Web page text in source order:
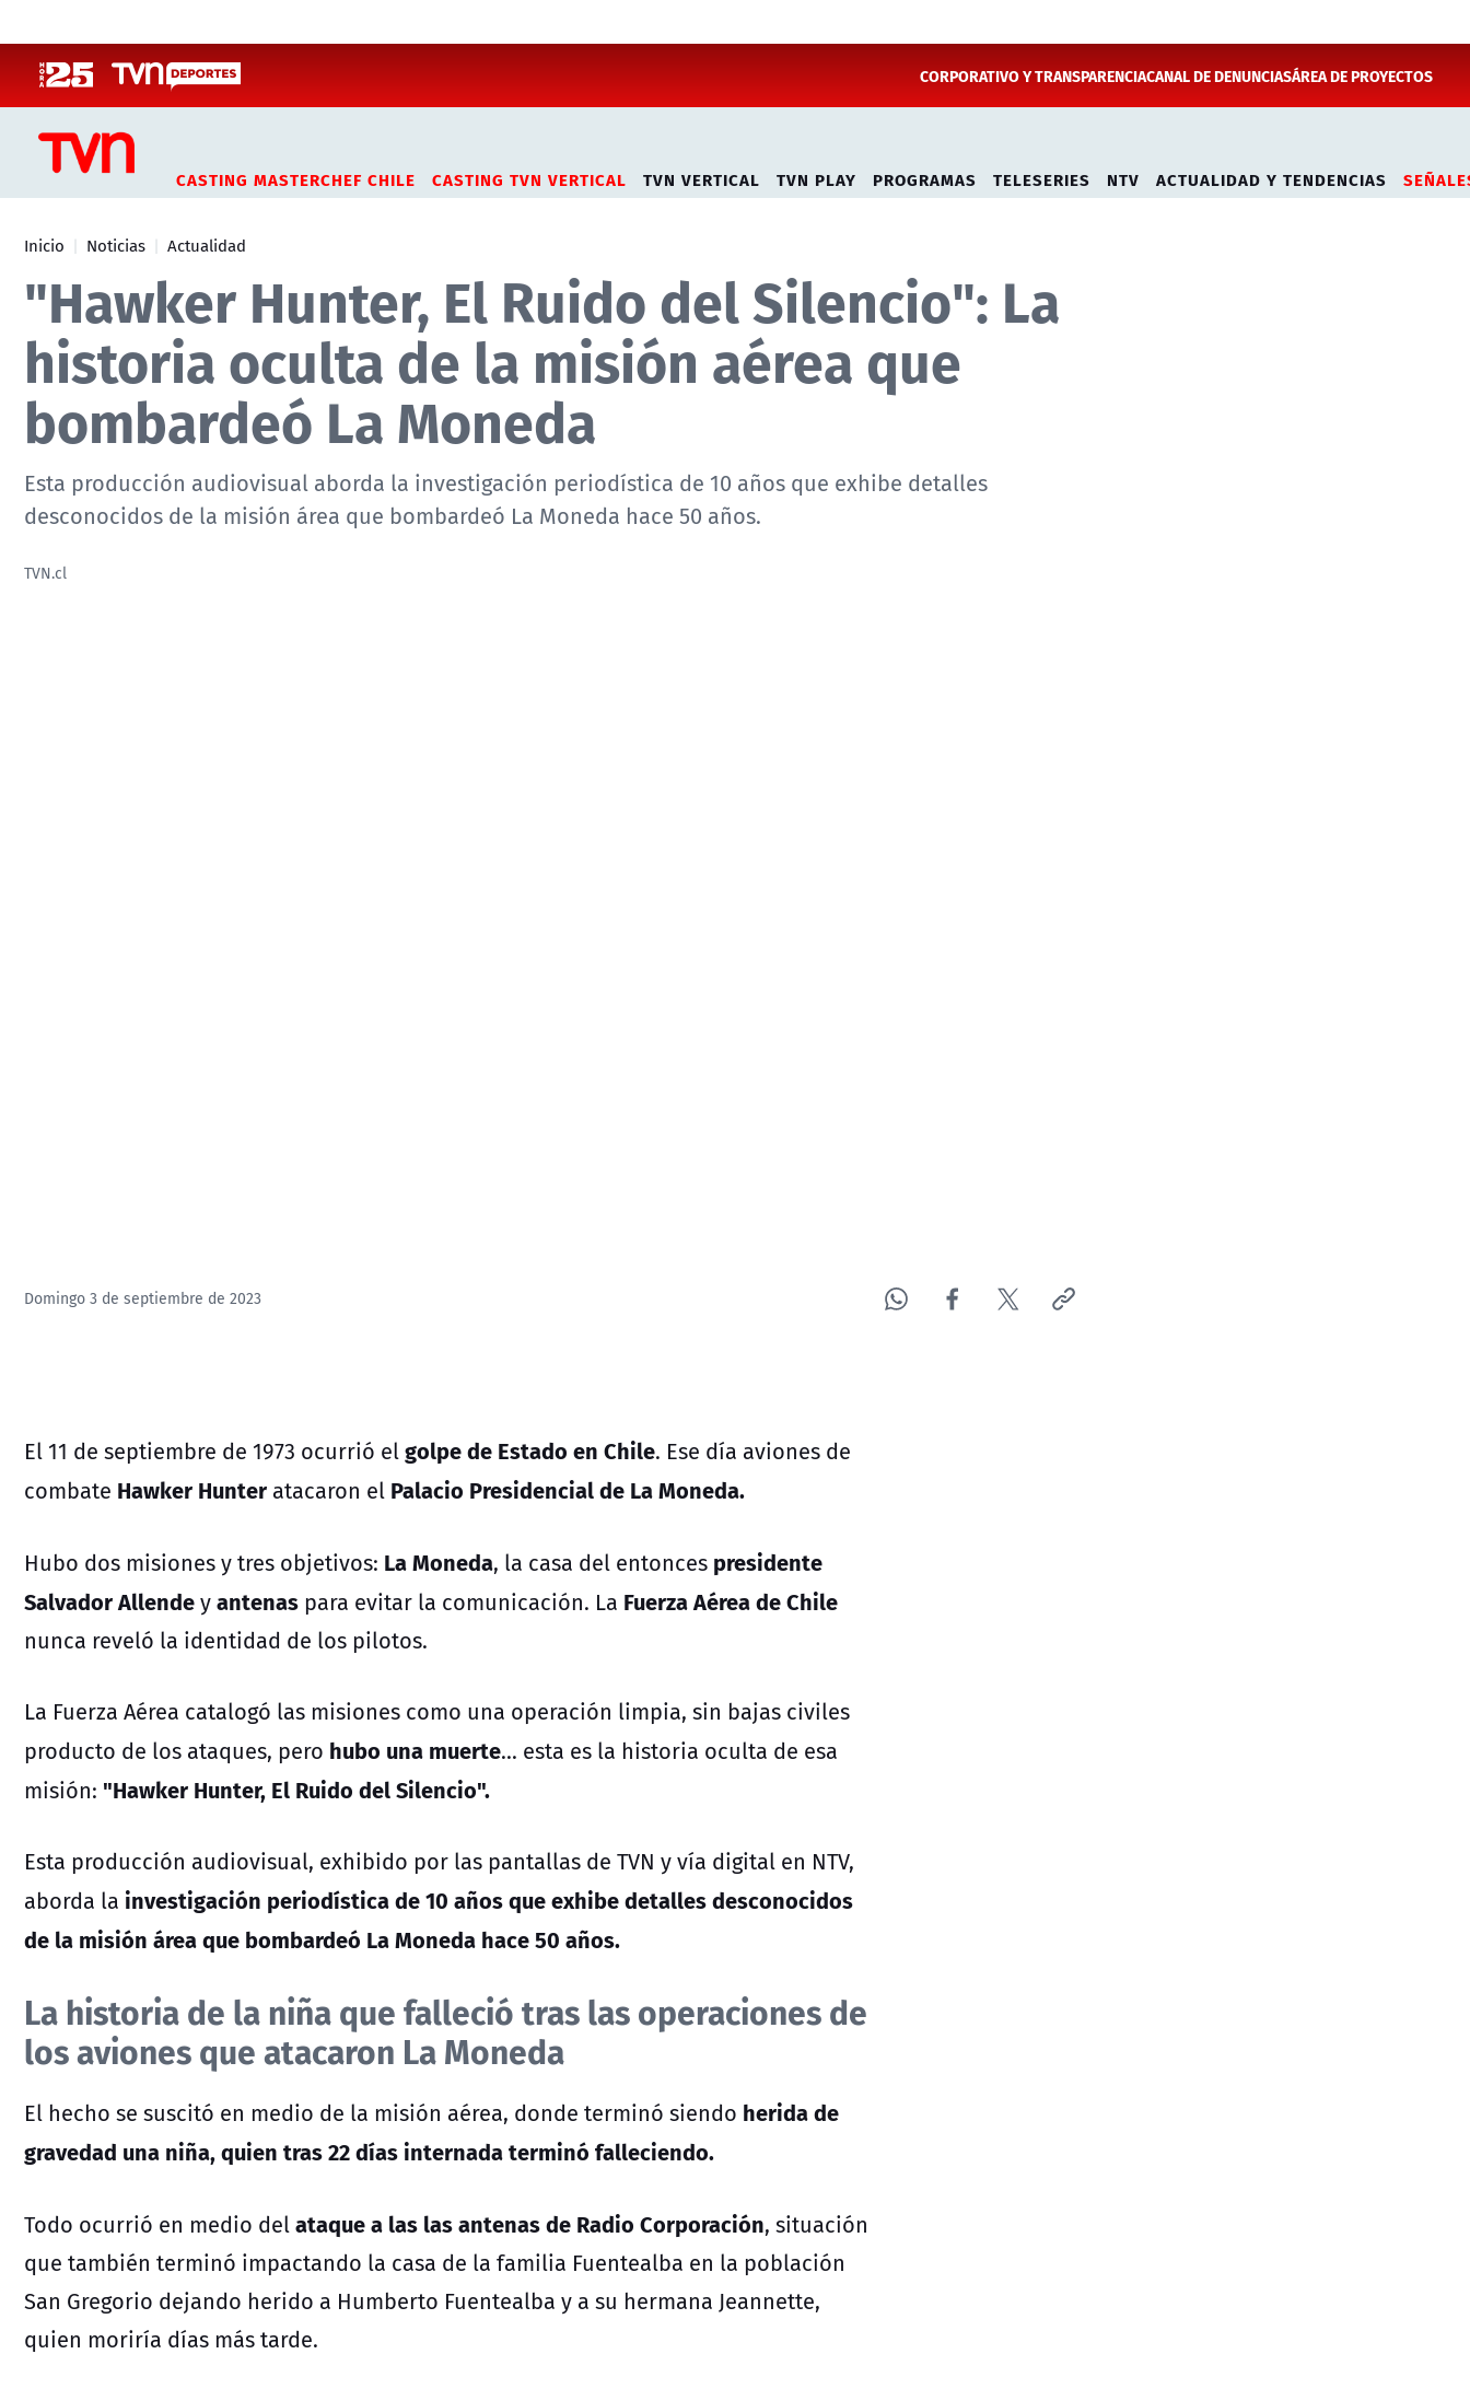
CORPORATIVO Y TRANSPARENCIACANAL DE DENUNCIASÁREA DE PROYECTOS
CASTING MASTERCHEF CHILE CASTING TVN VERTICAL TVN VERTICAL TVN PLAY PROGRAMAS TELESERIES NTV ACTUALIDAD Y TENDENCIAS
Inicio Noticias Actualidad
"Hawker Hunter, El Ruido del Silencio": La
historia oculta de la misión aérea que
bombardeó La Moneda
Esta producción audiovisual aborda la investigación periodística de 10 años que exhibe detalles
desconocidos de la misión área que bombardeó La Moneda hace 50 años.
TVN.cl
Domingo 3 de septiembre de 2023
El 11 de septiembre de 1973 ocurrió elgolpe de Estado en Chile. Ese día aviones de
combate Hawker Hunter atacaron el Palacio Presidencial de La Moneda.
Hubo dos misiones y tres objetivos: La Moneda, la casa del entonces presidente
Salvador Allendeyantenas para evitar la comunicación. La Fuerza Aérea de Chile
nunca reveló la identidad de los pilotos.
La Fuerza Aérea catalogó las misiones como una operación limpia, sin bajas civiles
producto de los ataques, pero hubo una muerte... esta es la historia oculta de esa
misión: "Hawker Hunter, El Ruido del Silencio".
Esta producción audiovisual, exhibido por las pantallas de TVN y vía digital en NTV,
aborda la investigación periodística de 10 añosque exhibe detalles desconocidos
de la misión área que bombardeó La Moneda hace 50 años.
La historia de la niña que falleció tras las operaciones de
los aviones que atacaron La Moneda
El hecho se suscitó en medio de la misión aérea, donde terminó siendo herida de
gravedad una niña, quien tras 22 días internada terminó falleciendo.
Todo ocurrió en medio delataque a las las antenas de Radio Corporación, situación
que también terminó impactando la casa de la familia Fuentealba en la población
San Gregorio dejando herido a Humberto Fuentealba y a su hermana Jeannette,
quien moriría días más tarde.